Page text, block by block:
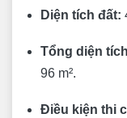
Diện tích đất:
Tổng diện
96 m².
Điều kiện thi